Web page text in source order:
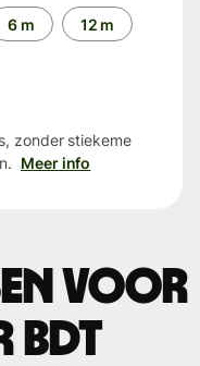
6 m 12 m
zonder stiekeme
Meer info
voor
BDT